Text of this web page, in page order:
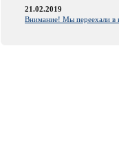
21.02.2019
Внимание! Мы переехали в